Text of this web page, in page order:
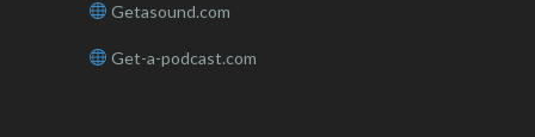
Getasound.com
Get-a-podcast.com